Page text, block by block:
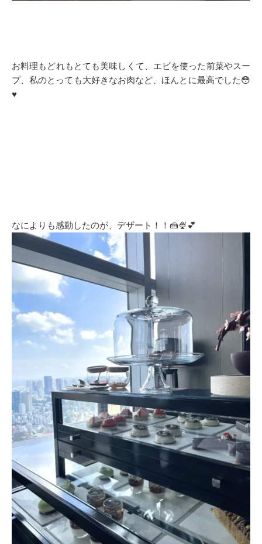
お料理もどれもとても美味しくて、エビを使った前菜やスー
プ、私のとっても大好きなお肉など、ほんとに最高でした😳
♥️
なによりも感動したのが、デザート！！🍰🍨💕